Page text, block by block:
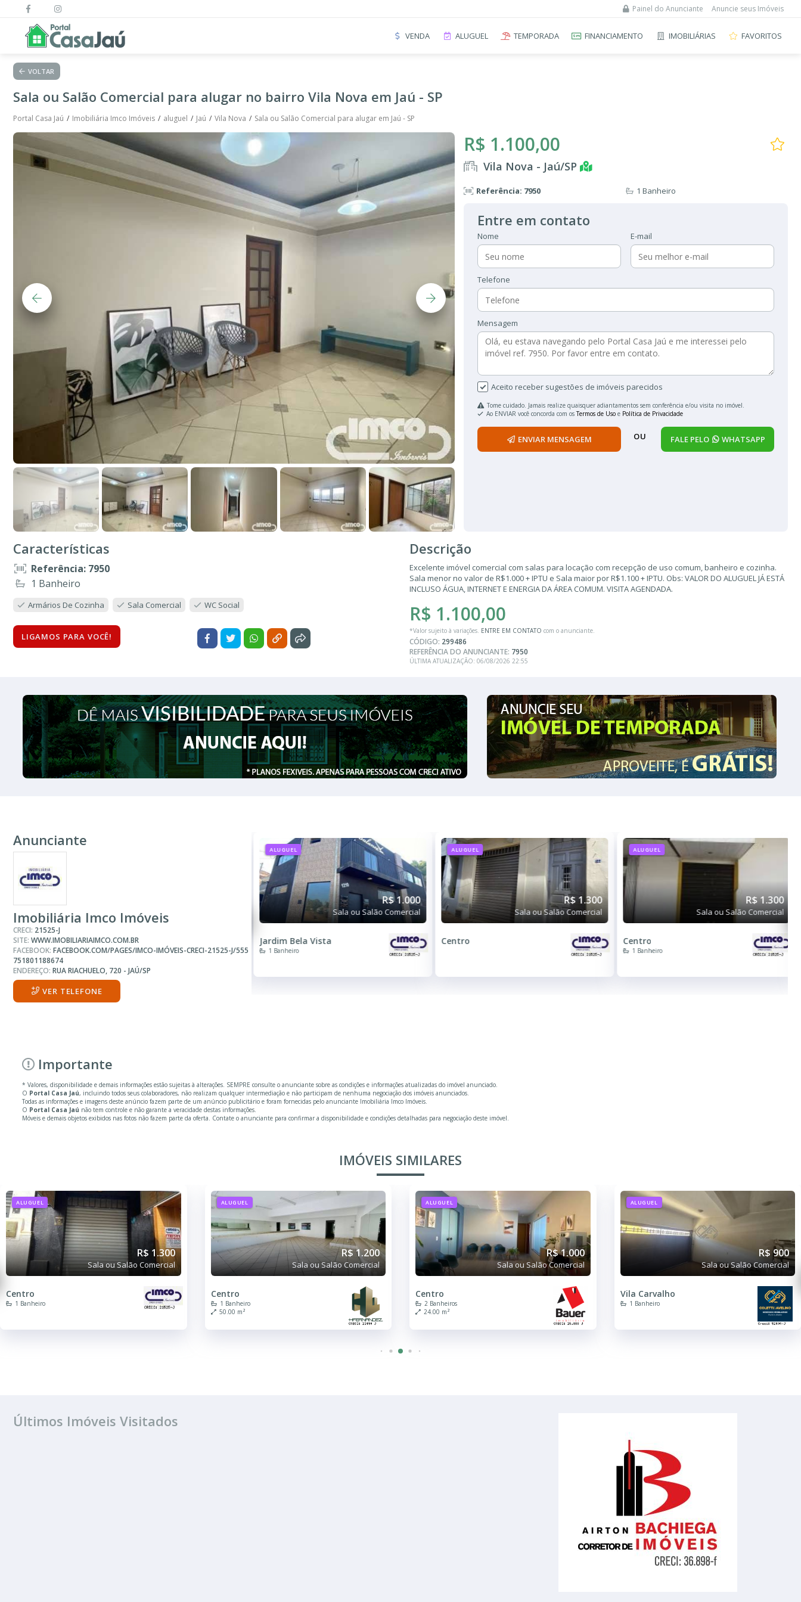
Painel do Anunciante Anuncie seus Imóveis
VENDA ALUGUEL TEMPORADA FINANCIAMENTO IMOBILIÁRIAS FAVORITOS
VOLTAR
Sala ou Salão Comercial para alugar no bairro Vila Nova em Jaú - SP
Portal Casa Jaú Imobiliária Imco Imóveis aluguel Jaú Vila Nova Sala ou Salão Comercial para alugar em Jaú - SP
R$ 1.100,00
Vila Nova - Jaú/SP
Referência: 7950 1 Banheiro
Entre em contato
Nome E-mail
Telefone
Mensagem
Aceito receber sugestões de imóveis parecidos
Tome cuidado. Jamais realize quaisquer adiantamentos sem conferência e/ou visita no imóvel.
Ao ENVIAR você concorda com osTermos de Uso e Política de Privacidade
ENVIAR MENSAGEM OU FALE PELO WHATSAPP
Características
Referência: 7950
1 Banheiro
Armários De Cozinha Sala Comercial WC Social
LIGAMOS PARA VOCÊ!
Descrição
Excelente imóvel comercial com salas para locação com recepção de uso comum, banheiro e cozinha.
Sala menor no valor de R$1.000 + IPTU e Sala maior por R$1.100 + IPTU. Obs: VALOR DO ALUGUEL JÁ ESTÁ
INCLUSO ÁGUA, INTERNET E ENERGIA DA ÁREA COMUM. VISITA AGENDADA.
R$ 1.100,00
*Valor sujeito à variações. ENTRE EM CONTATO com o anunciante.
CÓDIGO: 299486
REFERÊNCIA DO ANUNCIANTE: 7950
ÚLTIMA ATUALIZAÇÃO: 06/08/2026 22:55
Anunciante
Imobiliária Imco Imóveis
CRECI: 21525-J
SITE: WWW.IMOBILIARIAIMCO.COM.BR
FACEBOOK: FACEBOOK.COM/PAGES/IMCO-IMÓVEIS-CRECI-21525-J/555
751801188674
ENDEREÇO: RUA RIACHUELO, 720 - JAÚ/SP
VER TELEFONE
Sala ou Salão Comercial
Centro
1 Banheiro
ALUGUEL
R$ 1.000
Sala ou Salão Comercial
Jardim Bela Vista
1 Banheiro
ALUGUEL
R$ 1.300
Sala ou Salão Comercial
Centro
ALUGUEL
R$ 1.300
Sala ou Salão Comercial
Centro
1 Banheiro
Importante
* Valores, disponibilidade e demais informações estão sujeitas à alterações. SEMPRE consulte o anunciante sobre as condições e informações atualizadas do imóvel anunciado.
O Portal Casa Jaú, incluindo todos seus colaboradores, não realizam qualquer intermediação e não participam de nenhuma negociação dos imóveis anunciados.
Todas as informações e imagens deste anúncio fazem parte de um anúncio publicitário e foram fornecidas pelo anunciante Imobiliária Imco Imóveis.
O Portal Casa Jaú não tem controle e não garante a veracidade destas informações.
Móveis e demais objetos exibidos nas fotos não fazem parte da oferta. Contate o anunciante para confirmar a disponibilidade e condições detalhadas para negociação deste imóvel.
IMÓVEIS SIMILARES
ALUGUEL
R$ 1.300
Sala ou Salão Comercial
Centro
1 Banheiro
ALUGUEL
R$ 1.200
Sala ou Salão Comercial
Centro
1 Banheiro
50.00 m²
ALUGUEL
R$ 1.000
Sala ou Salão Comercial
Centro
2 Banheiros
24.00 m²
ALUGUEL
R$ 900
Sala ou Salão Comercial
Vila Carvalho
1 Banheiro
Últimos Imóveis Visitados